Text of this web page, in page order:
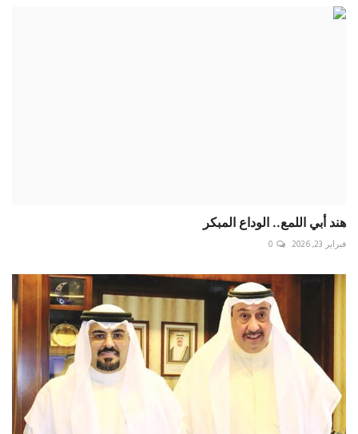
هند أبي اللمع.. الوداع المبكر
فبراير 23, 2026 0